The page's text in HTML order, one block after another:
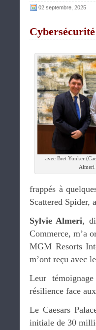
02 septembre, 2025
Cybersécurité
avec Bret Yunker
Almeri
frappés à
Scattered
Sylvie Almeri,
Commerce, m’a
MGM Resorts
m’ont reçu avec
Leur
résilience face
Le Caesars
initiale de 30